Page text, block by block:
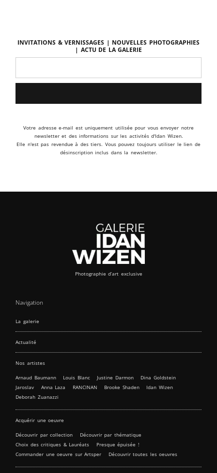
Invitations & vernissages | Nouvelles photographies
| Actu de la galerie
Votre adresse e-mail est uniquement utilisée pour vous envoyer notre
newsletter et des informations sur les activités d'Idan Wizen.
Elle n'est pas revendue à des tiers. Vous pouvez toujours utiliser le lien de
désinscription inclus dans la newsletter.
Photographie d’art exclusive
Navigation
La galerie
Actualité
Nos artistes
Arnaud Baumann Louis Blanc Justine Darmon
Dina Goldstein
Jaroslav
Anna Laza RANCINAN Brooke Shaden
Idan Wizen
Deborah Zuanazzi
Acquérir une oeuvre
Découvrir par collection
Découvrir par thématique
Choix des critiques & Lauréats
Presque épuisée !
Commander une oeuvre sur Artsper
Découvrir toutes les oeuvres